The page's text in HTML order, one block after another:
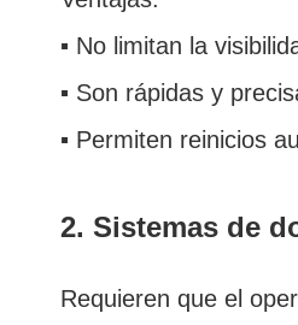
▪ No limitan la
▪ Son rápidas y
▪ Permiten reinicios
2. Sistemas de
Requieren que el